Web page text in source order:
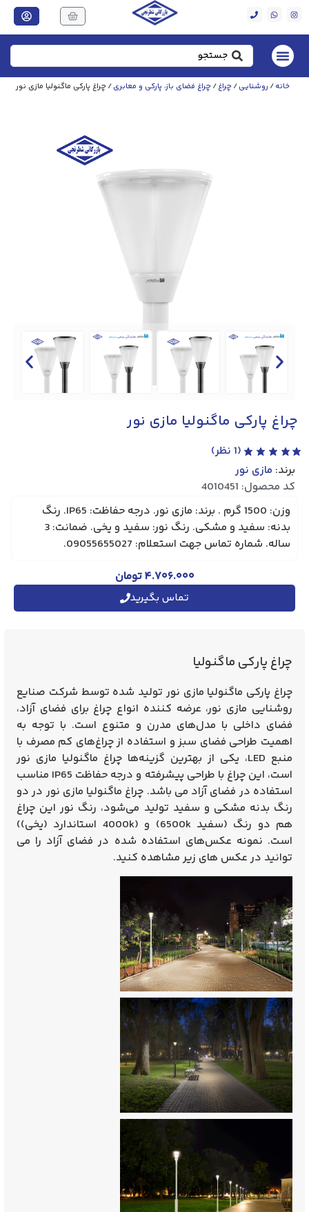
خانه/ روشنایی/چراغ/چراغ فضای باز، پارکی و معابری/ چراغ پارکی ماگنولیا مازی‌ نور
چراغ پارکی ماگنولیا مازی‌ نور
(
1 نظر)
برند: مازی نور
کد محصول: 4010451
وزن: 1500 گرم . برند: مازی نور. درجه حفاظت: IP65. رنگ
بدنه: سفید و مشکی. رنگ نور: سفید و یخی. ضمانت: 3
ساله. شماره تماس جهت استعلام: 09055655027.
۴.۷۰۶.۰۰۰تومان
تماس بگیرید
چراغ پارکی ماگنولیا
چراغ پارکی ماگنولیا مازی‌ نورتولید شده توسط شرکت صنایع
روشنایی مازی نور، عرضه کننده انواع چراغ برای فضای آزاد،
فضای داخلی با مدل‌های مدرن و متنوع است. با توجه به
اهمیت طراحی فضای سبز و استفاده از چراغ‌های کم مصرف با
منبع LED، یکی از بهترین گزینه‌ها چراغ ماگنولیا مازی نور
است، این چراغ با طراحی پیشرفته و درجه حفاظت IP65 مناسب
استفاده در فضای آزاد می باشد. چراغ ماگنولیا مازی نور در دو
رنگ بدنه مشکی و سفید تولید می‌شود، رنگ نور این چراغ
هم دو رنگ (سفید 6500k) و (4000k استاندارد (یخی))
است. نمونه عکس‌های استفاده شده در فضای آزاد را می
توانید در عکس های زیر مشاهده کنید.